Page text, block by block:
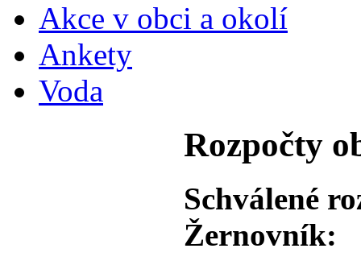
Akce v obci a okolí
Ankety
Voda
Rozpočty
Schválené
Žernovník: